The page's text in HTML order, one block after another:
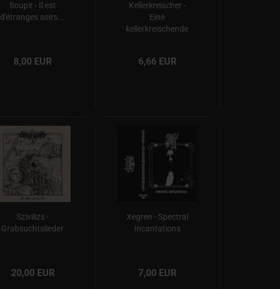
Soupir - Il est
d'étranges soirs...
8,00 EUR
Kellerkreischer -
Eine
kellerkreischende
6,66 EUR
Szivilizs -
Grabsuchtslieder
20,00 EUR
Xegren - Spectral
Incantations
7,00 EUR